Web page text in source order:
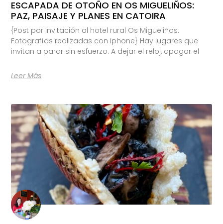
ESCAPADA DE OTOÑO EN OS MIGUELIÑOS:
PAZ, PAISAJE Y PLANES EN CATOIRA
{Post por invitación al hotel rural Os Migueliños.
Fotografías realizadas con Iphone} Hay lugares que
invitan a parar sin esfuerzo. A dejar el reloj, apagar el
Leer Más